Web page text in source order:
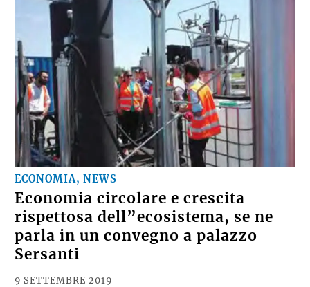
ECONOMIA, NEWS
Economia circolare e crescita
rispettosa dell”ecosistema, se ne
parla in un convegno a palazzo
Sersanti
9 SETTEMBRE 2019